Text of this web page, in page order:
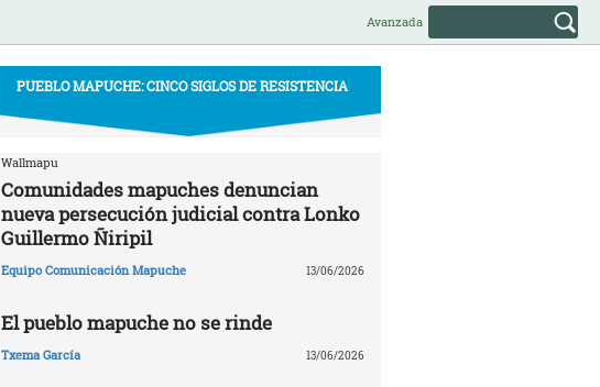
Avanzada
PUEBLO MAPUCHE: CINCO SIGLOS DE RESISTENCIA
Wallmapu
Comunidades mapuches denuncian
nueva persecución judicial contra Lonko
Guillermo Ñiripil
Equipo Comunicación Mapuche 13/06/2026
El pueblo mapuche no se rinde
Txema García 13/06/2026